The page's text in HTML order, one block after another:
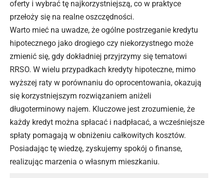
oferty i wybrać tę najkorzystniejszą, co w praktyce
przełoży się na realne oszczędności.
Warto mieć na uwadze, że ogólne postrzeganie kredytu
hipotecznego jako drogiego czy niekorzystnego może
zmienić się, gdy dokładniej przyjrzymy się tematowi
RRSO. W wielu przypadkach kredyty hipoteczne, mimo
wyższej raty w porównaniu do oprocentowania, okazują
się korzystniejszym rozwiązaniem aniżeli
długoterminowy najem. Kluczowe jest zrozumienie, że
każdy kredyt można spłacać i nadpłacać, a wcześniejsze
spłaty pomagają w obniżeniu całkowitych kosztów.
Posiadając tę wiedzę, zyskujemy spokój o finanse,
realizując marzenia o własnym mieszkaniu.